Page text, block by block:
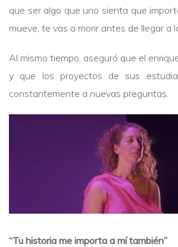
que ser algo que uno sienta que
mueve, te vas a morir antes de llegar a
Al mismo tiempo, aseguró que el
y que los proyectos de sus
constantemente a nuevas preguntas.
“Tu historia me importa a mí también”